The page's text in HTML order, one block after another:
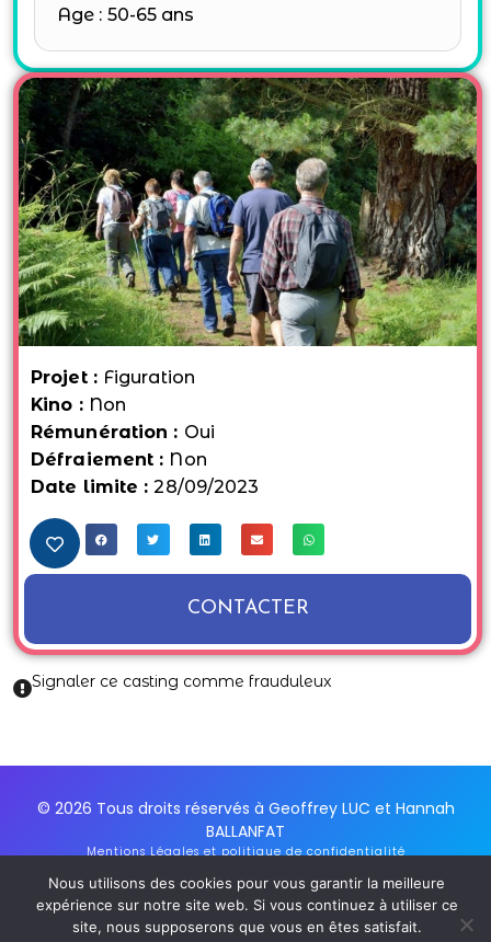
Age : 50-65 ans
Projet : Figuration
Kino : Non
Rémunération : Oui
Défraiement : Non
Date limite :28/09/2023
CONTACTER
Signaler ce casting comme frauduleux
© 2026 Tous droits réservés à Geoffrey LUC et Hannah
BALLANFAT
Mentions Légales et politique de confidentialité
Inscription Newsletter
Nous utilisons des cookies pour vous garantir la meilleure
expérience sur notre site web. Si vous continuez à utiliser ce
site, nous supposerons que vous en êtes satisfait.